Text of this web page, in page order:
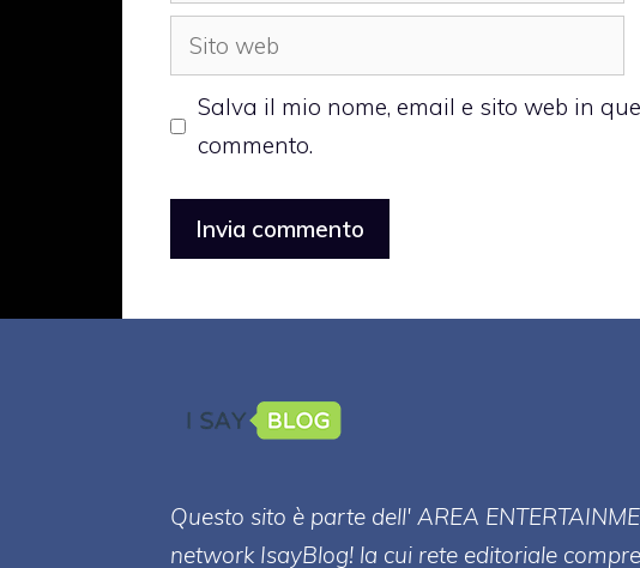
Sito
web
Salva il mio nome, email e sito web in
commento.
Questo sito è parte dell' AREA ENTERT
network IsayBlog! la cui rete editoriale